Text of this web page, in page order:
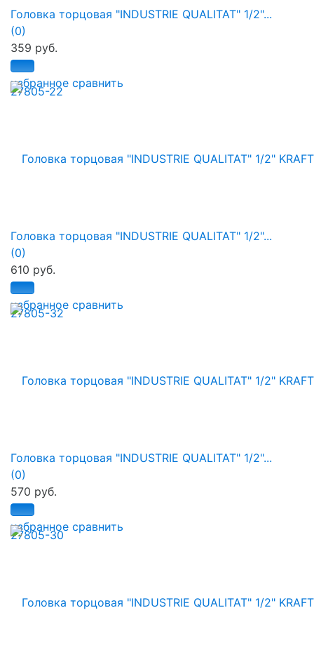
избранное сравнить
Головка торцовая "INDUSTRIE QUALITAT" 1/2"...
(0)
359 руб.
избранное сравнить
Головка торцовая "INDUSTRIE QUALITAT" 1/2"...
(0)
610 руб.
избранное сравнить
Головка торцовая "INDUSTRIE QUALITAT" 1/2"...
(0)
570 руб.